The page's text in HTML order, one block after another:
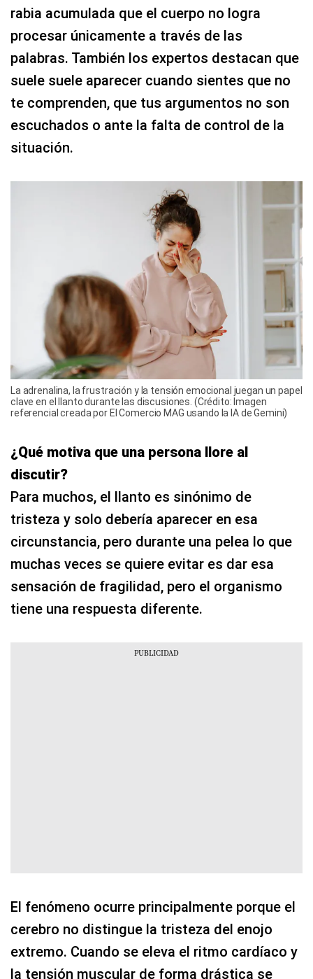
rabia acumulada que el cuerpo no logra
procesar únicamente a través de las
palabras. También los expertos destacan que
suele suele aparecer cuando sientes que no
te comprenden, que tus argumentos no son
escuchados o ante la falta de control de la
situación.
La adrenalina, la frustración y la tensión emocional juegan un papel
clave en el llanto durante las discusiones. (Crédito: Imagen
referencial creada por El Comercio MAG usando la IA de Gemini)
¿Qué motiva que una persona llore al
discutir?
Para muchos, el llanto es sinónimo de
tristeza y solo debería aparecer en esa
circunstancia, pero durante una pelea lo que
muchas veces se quiere evitar es dar esa
sensación de fragilidad, pero el organismo
tiene una respuesta diferente.
El fenómeno ocurre principalmente porque el
cerebro no distingue la tristeza del enojo
extremo. Cuando se eleva el ritmo cardíaco y
la tensión muscular de forma drástica se